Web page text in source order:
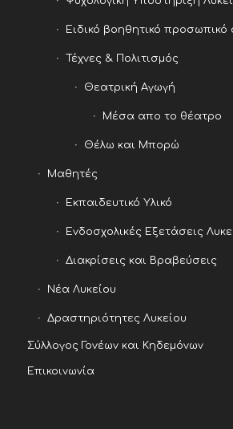
Ειδικό βοηθητικό προσωπικό
Τέχνες & Πολιτισμός
Θεατρική Αγωγή
Μέσα απο το θέατρο
Θέλω και Μπορώ
Μαθητές
Εκπαιδευτικό Υλικό
Ενδοσχολικές Εξετάσεις
Διακρίσεις και Βραβεύσεις
Νέα Λυκείου
Δραστηριότητες Λυκείου
Σύλλογος Γονέων και Κηδεμόνων
Επικοινωνία